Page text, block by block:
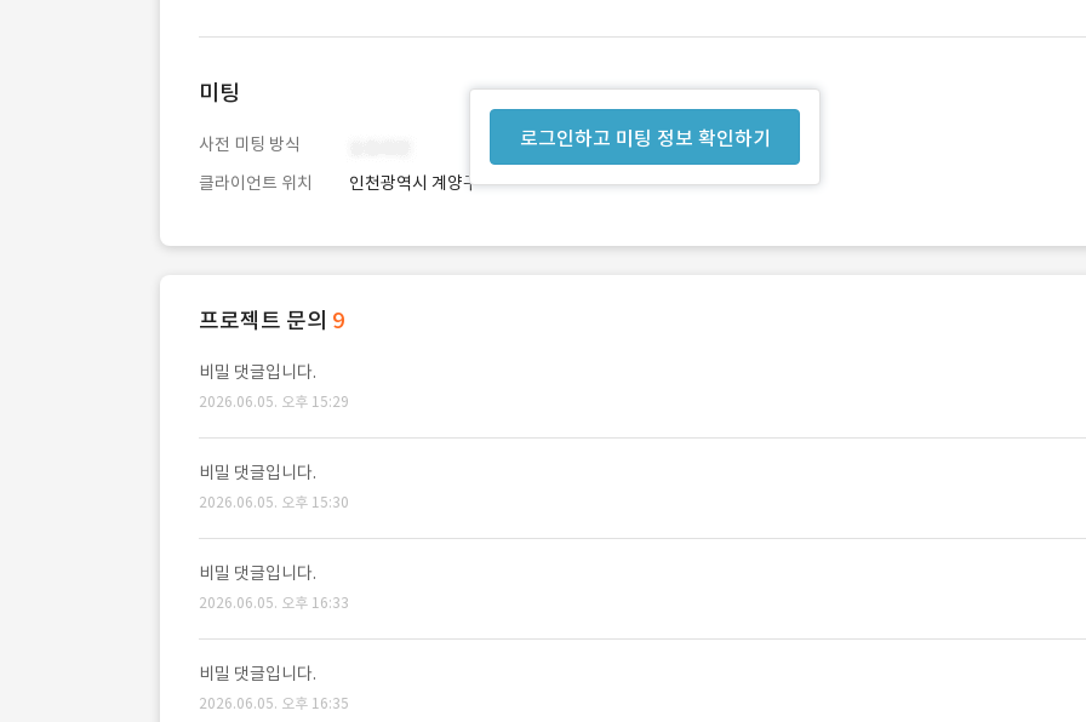
로그인하고 미팅 정보 확인하기
미팅
사전 미팅 방식
클라이언트 위치
인천광역시 계양구
프로젝트 문의 9
비밀 댓글입니다.
2026.06.05. 오후 15:29
비밀 댓글입니다.
2026.06.05. 오후 15:30
비밀 댓글입니다.
2026.06.05. 오후 16:33
비밀 댓글입니다.
2026.06.05. 오후 16:35